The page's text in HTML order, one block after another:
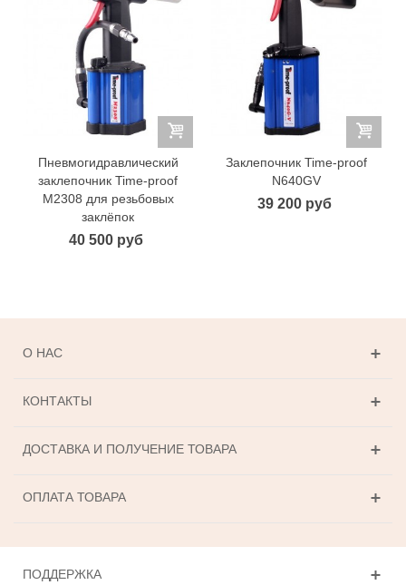
Пневмогидравлический
заклепочник Time-proof
M2308 для резьбовых
заклёпок
40 500 руб
Заклепочник Time-proof
N640GV
39 200 руб
О НАС
КОНТАКТЫ
ДОСТАВКА И ПОЛУЧЕНИЕ ТОВАРА
ОПЛАТА ТОВАРА
ПОДДЕРЖКА